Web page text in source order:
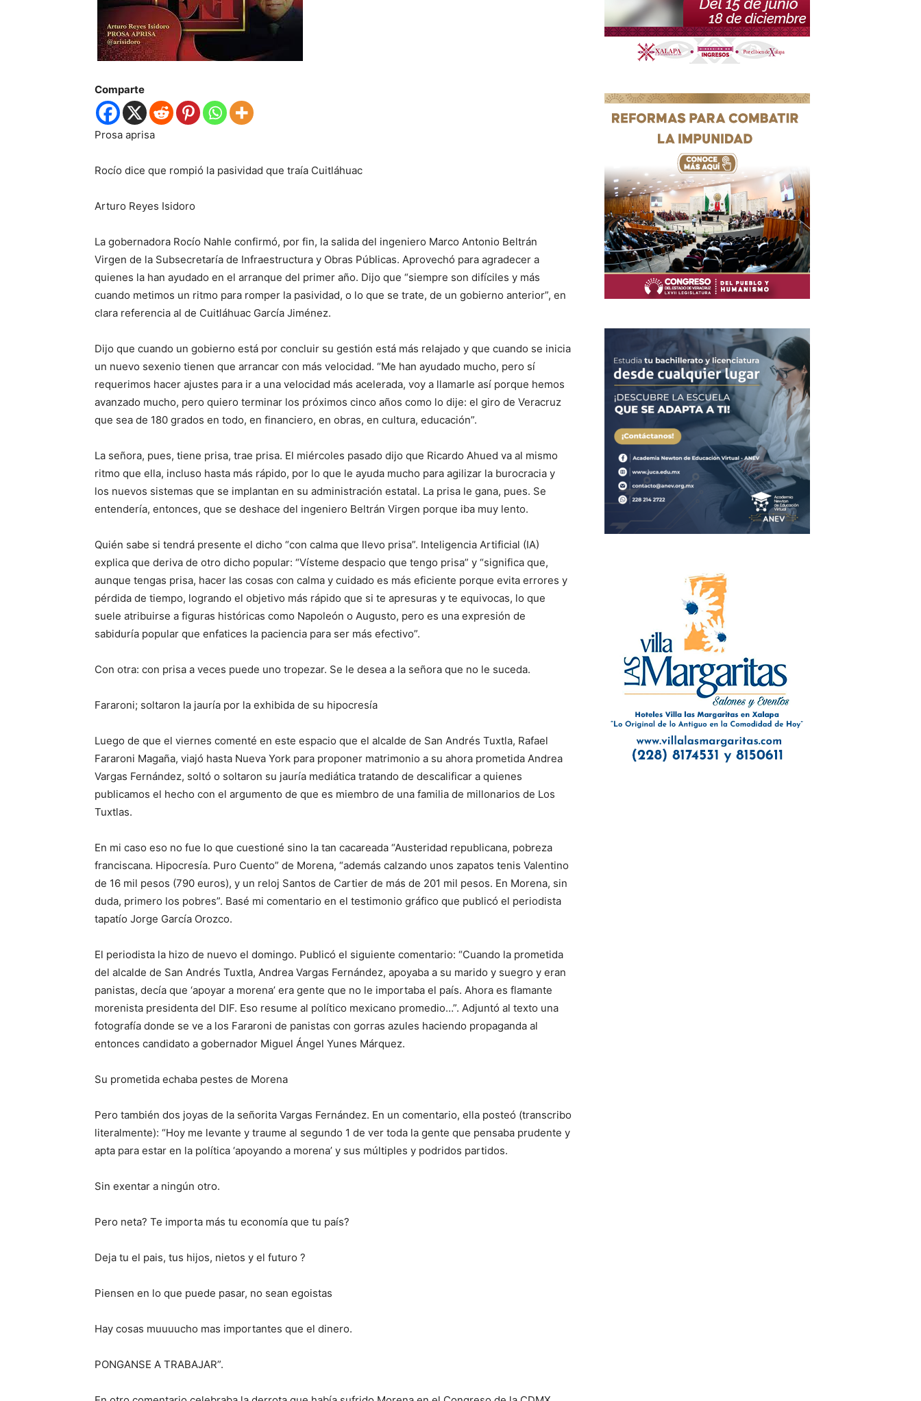
Comparte
Prosa aprisa
Rocío dice que rompió la pasividad que traía Cuitláhuac
Arturo Reyes Isidoro
La gobernadora Rocío Nahle confirmó, por fin, la salida del ingeniero Marco Antonio Beltrán
Virgen de la Subsecretaría de Infraestructura y Obras Públicas. Aprovechó para agradecer a
quienes la han ayudado en el arranque del primer año. Dijo que “siempre son difíciles y más
cuando metimos un ritmo para romper la pasividad, o lo que se trate, de un gobierno anterior”, en
clara referencia al de Cuitláhuac García Jiménez.
Dijo que cuando un gobierno está por concluir su gestión está más relajado y que cuando se inicia
un nuevo sexenio tienen que arrancar con más velocidad. “Me han ayudado mucho, pero sí
requerimos hacer ajustes para ir a una velocidad más acelerada, voy a llamarle así porque hemos
avanzado mucho, pero quiero terminar los próximos cinco años como lo dije: el giro de Veracruz
que sea de 180 grados en todo, en financiero, en obras, en cultura, educación”.
La señora, pues, tiene prisa, trae prisa. El miércoles pasado dijo que Ricardo Ahued va al mismo
ritmo que ella, incluso hasta más rápido, por lo que le ayuda mucho para agilizar la burocracia y
los nuevos sistemas que se implantan en su administración estatal. La prisa le gana, pues. Se
entendería, entonces, que se deshace del ingeniero Beltrán Virgen porque iba muy lento.
Quién sabe si tendrá presente el dicho “con calma que llevo prisa”. Inteligencia Artificial (IA)
explica que deriva de otro dicho popular: “Vísteme despacio que tengo prisa” y “significa que,
aunque tengas prisa, hacer las cosas con calma y cuidado es más eficiente porque evita errores y
pérdida de tiempo, logrando el objetivo más rápido que si te apresuras y te equivocas, lo que
suele atribuirse a figuras históricas como Napoleón o Augusto, pero es una expresión de
sabiduría popular que enfatices la paciencia para ser más efectivo”.
Con otra: con prisa a veces puede uno tropezar. Se le desea a la señora que no le suceda.
Fararoni; soltaron la jauría por la exhibida de su hipocresía
Luego de que el viernes comenté en este espacio que el alcalde de San Andrés Tuxtla, Rafael
Fararoni Magaña, viajó hasta Nueva York para proponer matrimonio a su ahora prometida Andrea
Vargas Fernández, soltó o soltaron su jauría mediática tratando de descalificar a quienes
publicamos el hecho con el argumento de que es miembro de una familia de millonarios de Los
Tuxtlas.
En mi caso eso no fue lo que cuestioné sino la tan cacareada “Austeridad republicana, pobreza
franciscana. Hipocresía. Puro Cuento” de Morena, “además calzando unos zapatos tenis Valentino
de 16 mil pesos (790 euros), y un reloj Santos de Cartier de más de 201 mil pesos. En Morena, sin
duda, primero los pobres”. Basé mi comentario en el testimonio gráfico que publicó el periodista
tapatío Jorge García Orozco.
El periodista la hizo de nuevo el domingo. Publicó el siguiente comentario: “Cuando la prometida
del alcalde de San Andrés Tuxtla, Andrea Vargas Fernández, apoyaba a su marido y suegro y eran
panistas, decía que ‘apoyar a morena’ era gente que no le importaba el país. Ahora es flamante
morenista presidenta del DIF. Eso resume al político mexicano promedio…”. Adjuntó al texto una
fotografía donde se ve a los Fararoni de panistas con gorras azules haciendo propaganda al
entonces candidato a gobernador Miguel Ángel Yunes Márquez.
Su prometida echaba pestes de Morena
Pero también dos joyas de la señorita Vargas Fernández. En un comentario, ella posteó (transcribo
literalmente): “Hoy me levante y traume al segundo 1 de ver toda la gente que pensaba prudente y
apta para estar en la política ‘apoyando a morena’ y sus múltiples y podridos partidos.
Sin exentar a ningún otro.
Pero neta? Te importa más tu economía que tu país?
Deja tu el pais, tus hijos, nietos y el futuro ?
Piensen en lo que puede pasar, no sean egoistas
Hay cosas muuuucho mas importantes que el dinero.
PONGANSE A TRABAJAR”.